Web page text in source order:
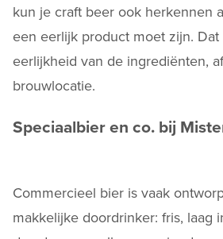
kun je craft beer ook herkennen
een eerlijk product moet zijn.
eerlijkheid van de ingrediënten,
brouwlocatie.
Speciaalbier en co. bij
Commercieel bier is vaak
makkelijke doordrinker: fris, laag